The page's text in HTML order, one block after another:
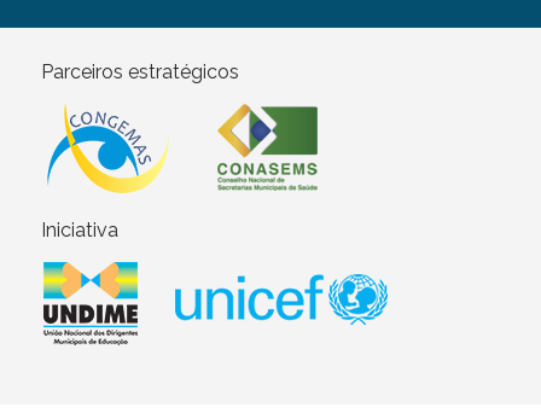
Parceiros estratégicos
Iniciativa